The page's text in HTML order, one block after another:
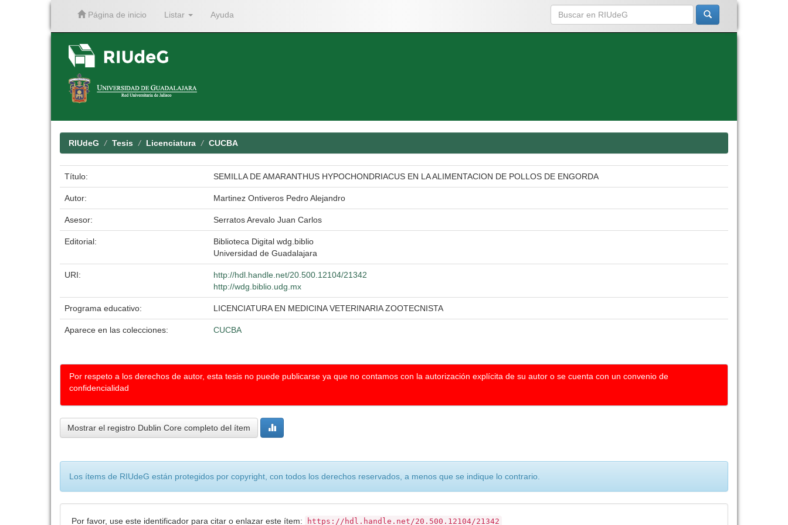
Página de inicio Listar Ayuda
RIUdeG Tesis Licenciatura CUCBA
Título: SEMILLA DE AMARANTHUS HYPOCHONDRIACUS EN LA ALIMENTACION DE POLLOS DE ENGORDA
Autor: Martinez Ontiveros Pedro Alejandro
Asesor: Serratos Arevalo Juan Carlos
Editorial:
Biblioteca Digital wdg.biblio
Universidad de Guadalajara
URI:
http://hdl.handle.net/20.500.12104/21342
http://wdg.biblio.udg.mx
Programa educativo: LICENCIATURA EN MEDICINA VETERINARIA ZOOTECNISTA
Aparece en las colecciones: CUCBA
Por respeto a los derechos de autor, esta tesis no puede publicarse ya que no contamos con la autorización explícita de su autor o se cuenta con un convenio de
confidencialidad
Mostrar el registro Dublin Core completo del ítem
Los ítems de RIUdeG están protegidos por copyright, con todos los derechos reservados, a menos que se indique lo contrario.
Por favor, use este identificador para citar o enlazar este ítem: https://hdl.handle.net/20.500.12104/21342